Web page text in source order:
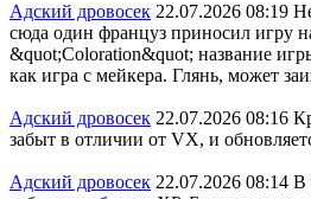
Адский дровосек 22.07.2026 08:19
сюда один француз приносил игру
&quot;Coloration&quot; название
как игра с мейкера. Глянь, может
Адский дровосек 22.07.2026 08:16
забыт в отличии от VX, и
Адский дровосек 22.07.2026 08:14 В